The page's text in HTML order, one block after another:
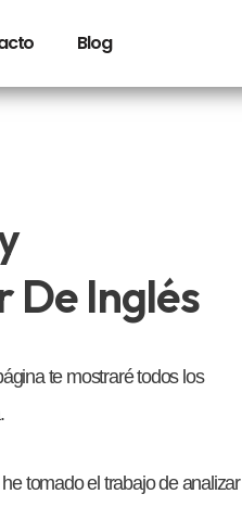
Blog
De Inglés
te mostraré todos los
tomado el trabajo de analizar